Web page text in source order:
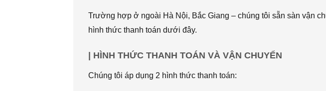
Trường hợp ở ngoài Hà Nội, Bắc Giang – chúng tôi sẵn sàn vận
hình thức thanh toán dưới đây.
| HÌNH THỨC THANH TOÁN VÀ VẬN CHUYỂN
Chúng tôi áp dụng 2 hình thức thanh toán: